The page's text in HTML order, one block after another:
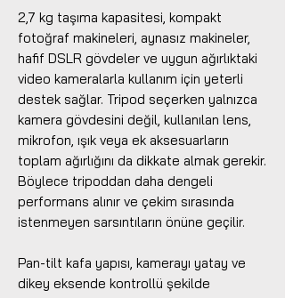
2,7 kg taşıma kapasitesi, kompakt
fotoğraf makineleri, aynasız makineler,
hafif DSLR gövdeler ve uygun ağırlıktaki
video kameralarla kullanım için yeterli
destek sağlar. Tripod seçerken yalnızca
kamera gövdesini değil, kullanılan lens,
mikrofon, ışık veya ek aksesuarların
toplam ağırlığını da dikkate almak gerekir.
Böylece tripoddan daha dengeli
performans alınır ve çekim sırasında
istenmeyen sarsıntıların önüne geçilir.
Pan-tilt kafa yapısı, kamerayı yatay ve
dikey eksende kontrollü şekilde